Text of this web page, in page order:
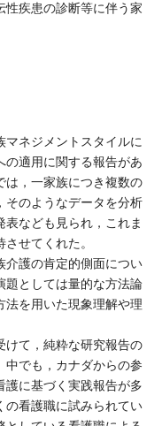
性疾患の診断等に伴う家
ネジメントスタイルに
の適用に関する報告があ
は，一家族につき複数の
そのようなデータを分析
なども見られ，これま
せてくれた。
護の肯定的側面につい
題としては量的な方法論
法を用いた現象理解や理
て，純粋な研究報告の
中でも，カナダからの参
護に基づく実践報告が多
の看護職に試みられてい